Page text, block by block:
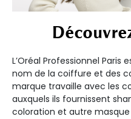
L’Oréal Professionnel
nom de la coiffure et des
marque travaille avec les
auxquels ils fournissent
coloration et autre masque